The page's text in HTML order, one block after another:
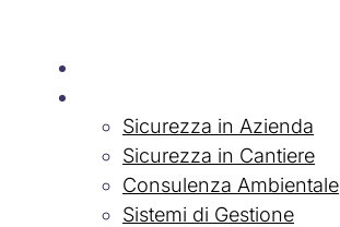
Sicurezza in Azienda
Sicurezza in Cantiere
Consulenza Ambientale
Sistemi di Gestione